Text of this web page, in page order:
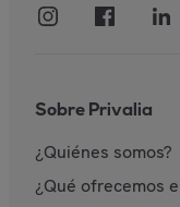
Sobre Privalia
¿Quiénes somos?
¿Qué ofrecemos